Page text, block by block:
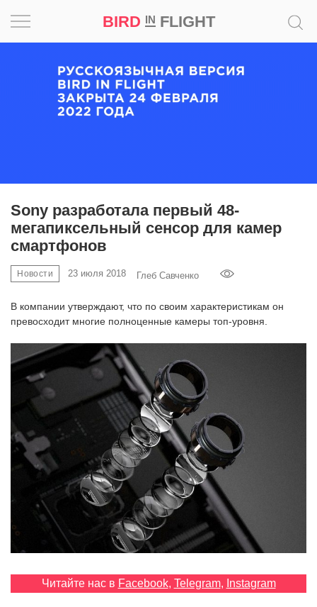
BIRD INFLIGHT
Sony разработала первый 48-
мегапиксельный сенсор для камер
смартфонов
Новости 23 июля 2018 Глеб Савченко
В компании утверждают, что по своим характеристикам он
превосходит многие полноценные камеры топ-уровня.
Читайте нас в Facebook, Telegram, Instagram